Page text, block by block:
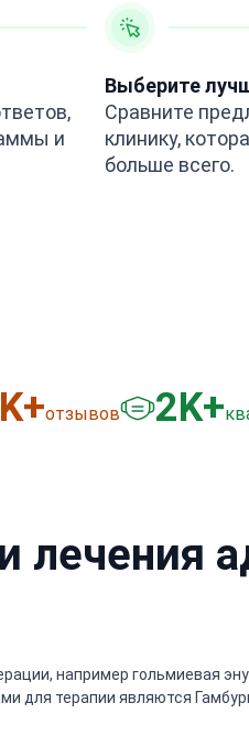
и
Выберите
Сравните
клинику,
больше всего.
K+отзывов 3K+
лечения
например гольмиевая
для терапии являются